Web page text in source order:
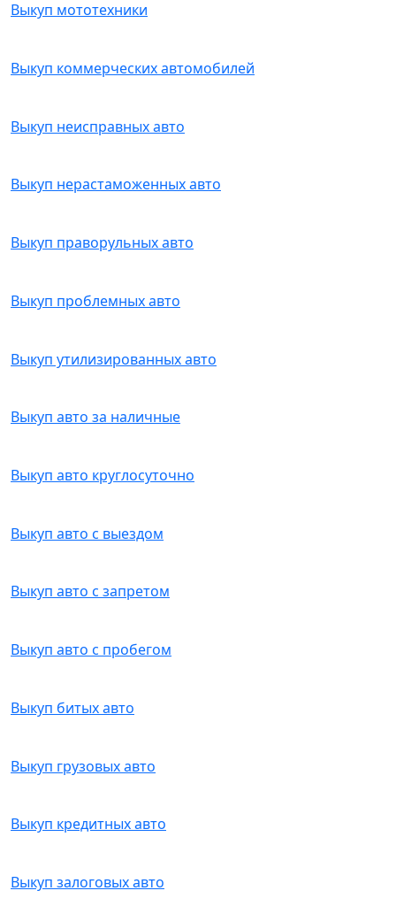
Выкуп мототехники
Выкуп коммерческих автомобилей
Выкуп неисправных авто
Выкуп нерастаможенных авто
Выкуп праворульных авто
Выкуп проблемных авто
Выкуп утилизированных авто
Выкуп авто за наличные
Выкуп авто круглосуточно
Выкуп авто с выездом
Выкуп авто с запретом
Выкуп авто с пробегом
Выкуп битых авто
Выкуп грузовых авто
Выкуп кредитных авто
Выкуп залоговых авто